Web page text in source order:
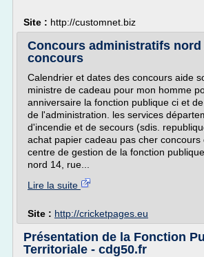
Site : http://customnet.biz
Concours administratifs nord
concours
Calendrier et dates des concours aide
ministre de cadeau pour mon homme
anniversaire la fonction publique ci et
de l'administration. les services
d'incendie et de secours (sdis.
achat papier cadeau pas cher
centre de gestion de la fonction
nord 14, rue...
Lire la suite
Site : http://cricketpages.eu
Présentation de la Fonction
Territoriale - cdg50.fr